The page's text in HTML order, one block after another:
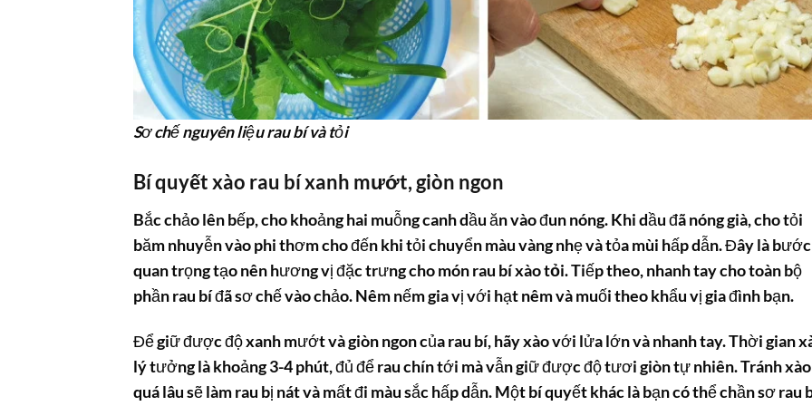
Sơ chế nguyên liệu rau bí và tỏi
Bí quyết xào rau bí xanh mướt, giòn ngon
Bắc chảo lên bếp, cho khoảng hai muỗng canh dầu ăn vào đun nóng. Khi dầu đã nóng già, cho tỏi
băm nhuyễn vào phi thơm cho đến khi tỏi chuyển màu vàng nhẹ và tỏa mùi hấp dẫn. Đây là bước
quan trọng tạo nên hương vị đặc trưng cho mónrau bí xào tỏi. Tiếp theo, nhanh tay cho toàn bộ
phầnrau bíđã sơ chế vào chảo. Nêm nếm gia vị với hạt nêm và muối theo khẩu vị gia đình bạn.
Để giữ được độ xanh mướt và giòn ngon củarau bí, hãy xào với lửa lớn và nhanh tay. Thời gian
lý tưởng là khoảng 3-4 phút, đủ để rau chín tới mà vẫn giữ được độ tươi giòn tự nhiên. Tránh xào
quá lâu sẽ làm rau bị nát và mất đi màu sắc hấp dẫn. Một bí quyết khác là bạn có thể chần sơ rau